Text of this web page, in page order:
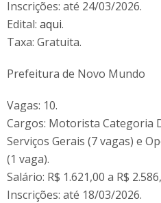
Inscrições: até 24/03/2026.
Edital: aqui.
Taxa: Gratuita.
Prefeitura de Novo Mundo
Vagas: 10.
Cargos: Motorista Categoria
Serviços Gerais (7 vagas) e
(1 vaga).
Salário: R$ 1.621,00 a R$
Inscrições: até 18/03/2026.